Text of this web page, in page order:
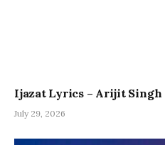
Ijazat Lyrics – Arijit Singh
July 29, 2026